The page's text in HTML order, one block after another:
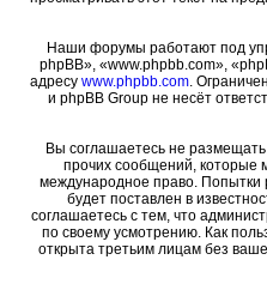
Наши форумы работают под
phpBB», «www.phpbb.com»,
адресу www.phpbb.com.
и phpBB Group не несёт
Вы соглашаетесь не
прочих сообщений, которые
международное право. Попытки
будет поставлен в
соглашаетесь с тем, что
по своему усмотрению. Как
открыта третьим лицам без